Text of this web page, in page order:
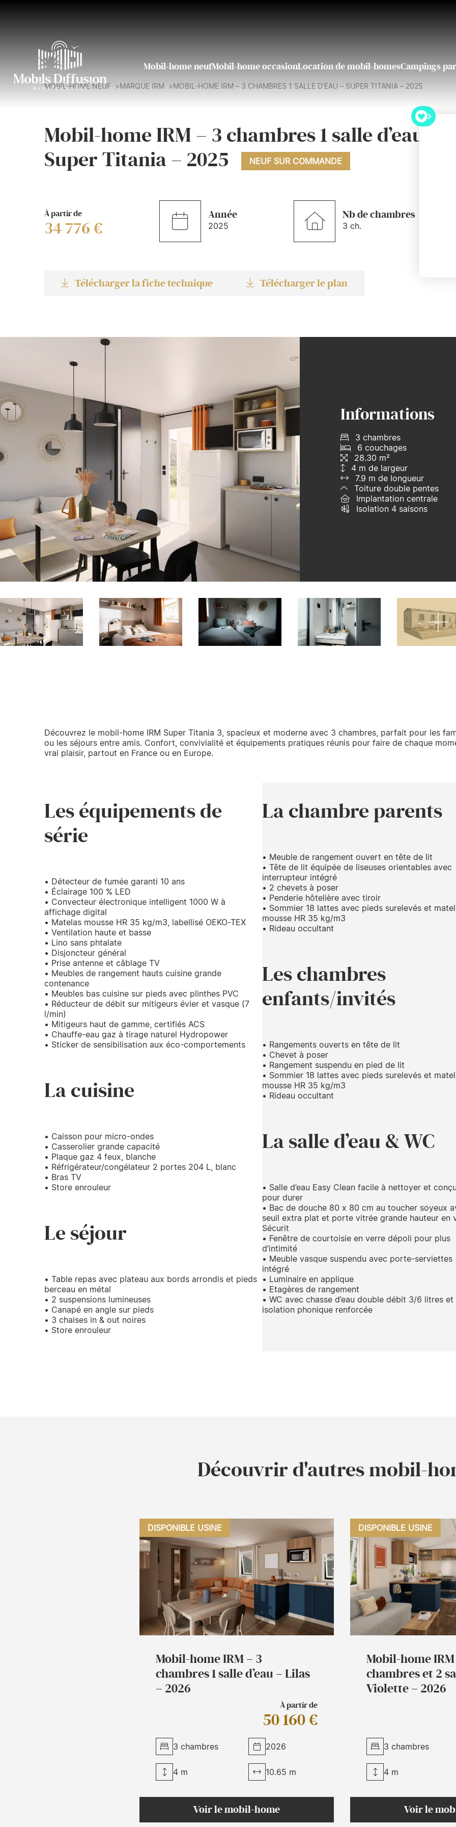
Mobil-home neufMobil-home occasionLocation de mobil-homesCampings
MOBIL-HOME NEUF MARQUE IRM MOBIL-HOME IRM – 3 CHAMBRES 1 SALLE D’EAU – SUPER TITANIA – 2025
Mobil-home IRM – 3 chambres 1 salle d’eau –
Super Titania – 2025
NEUF SUR COMMANDE
À partir de
34 776 €
Année
2025
Nb de chambres
3 ch.
Télécharger la fiche technique Télécharger le plan
Informations
3 chambres
6 couchages
28.30 m²
4 m de largeur
7.9 m de longueur
Toiture double pentes
Implantation centrale
Isolation 4 saisons
Découvrez le mobil-home IRM Super Titania 3, spacieux et moderne avec 3 chambres, parfait pour les
ou les séjours entre amis. Confort, convivialité et équipements pratiques réunis pour faire de chaque
vrai plaisir, partout en France ou en Europe.
Les équipements de
série
• Détecteur de fumée garanti 10 ans
• Éclairage 100 % LED
• Convecteur électronique intelligent 1000 W à
affichage digital
• Matelas mousse HR 35 kg/m3, labellisé OEKO-TEX
• Ventilation haute et basse
• Lino sans phtalate
• Disjoncteur général
• Prise antenne et câblage TV
• Meubles de rangement hauts cuisine grande
contenance
• Meubles bas cuisine sur pieds avec plinthes PVC
• Réducteur de débit sur mitigeurs évier et vasque (7
l/min)
• Mitigeurs haut de gamme, certifiés ACS
• Chauffe-eau gaz à tirage naturel Hydropower
• Sticker de sensibilisation aux éco-comportements
La cuisine
• Caisson pour micro-ondes
• Casserolier grande capacité
• Plaque gaz 4 feux, blanche
• Réfrigérateur/congélateur 2 portes 204 L, blanc
• Bras TV
• Store enrouleur
Le séjour
• Table repas avec plateau aux bords arrondis et pieds
berceau en métal
• 2 suspensions lumineuses
• Canapé en angle sur pieds
• 3 chaises in & out noires
• Store enrouleur
La chambre parents
• Meuble de rangement ouvert en tête de lit
• Tête de lit équipée de liseuses orientables avec
interrupteur intégré
• 2 chevets à poser
• Penderie hôtelière avec tiroir
• Sommier 18 lattes avec pieds surelevés et
mousse HR 35 kg/m3
• Rideau occultant
Les chambres
enfants/invités
• Rangements ouverts en tête de lit
• Chevet à poser
• Rangement suspendu en pied de lit
• Sommier 18 lattes avec pieds surelevés et
mousse HR 35 kg/m3
• Rideau occultant
La salle d’eau & WC
• Salle d’eau Easy Clean facile à nettoyer et
pour durer
• Bac de douche 80 x 80 cm au toucher soyeux
seuil extra plat et porte vitrée grande hauteur en
Sécurit
• Fenêtre de courtoisie en verre dépoli pour plus
d’intimité
• Meuble vasque suspendu avec porte-serviettes
intégré
• Luminaire en applique
• Etagères de rangement
• WC avec chasse d’eau double débit 3/6 litres et
isolation phonique renforcée
Découvrir d'autres mobil-
DISPONIBLE USINE
Mobil-home IRM – 3
chambres 1 salle d’eau – Lilas
– 2026
À partir de
50 160 €
3 chambres 2026
4 m 10.65 m
Voir le mobil-home
DISPONIBLE USINE
Mobil-home
chambres et 2
Violette – 2026
3 chambres
4 m
Voir le